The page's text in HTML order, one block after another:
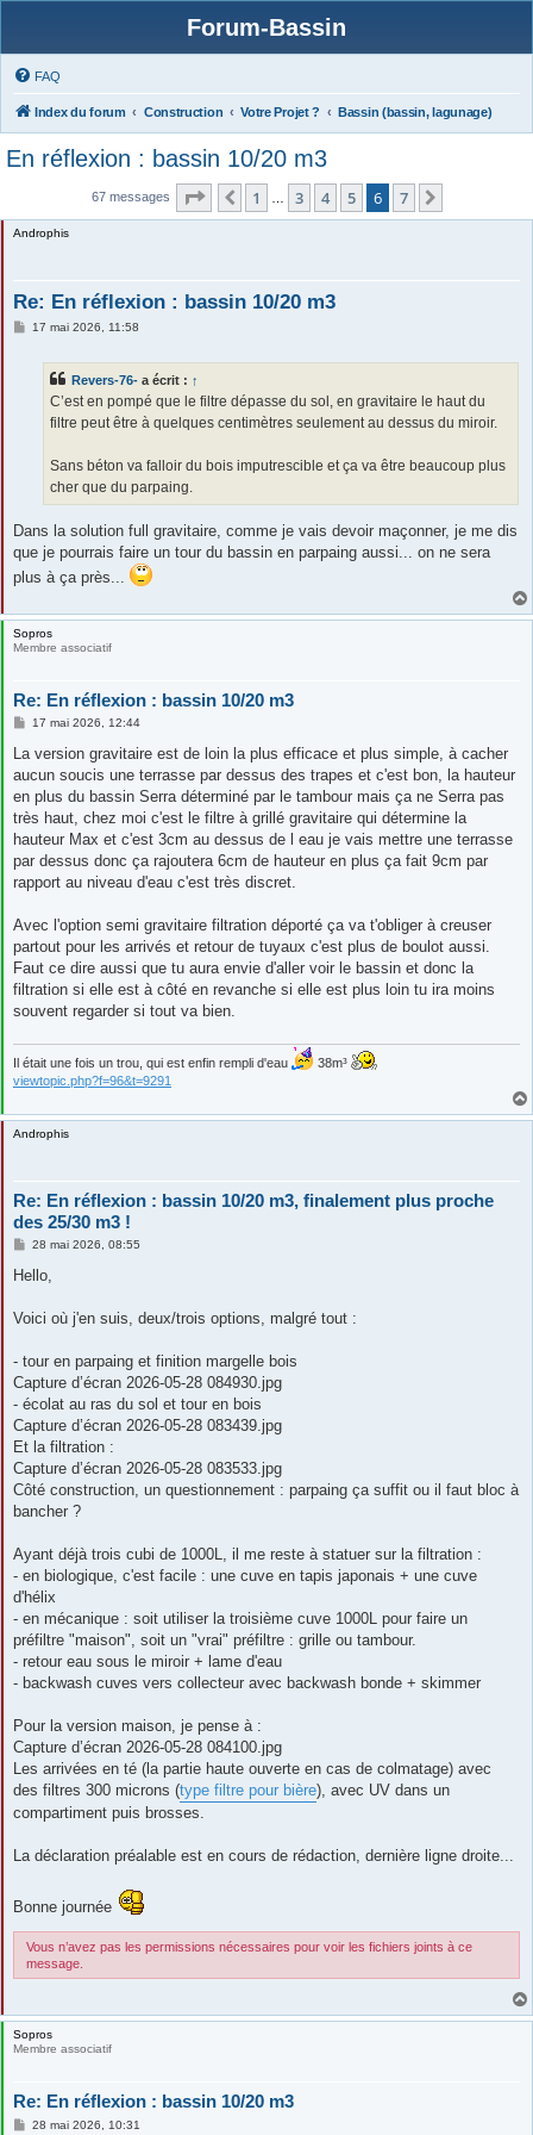
Forum-Bassin
FAQ
Index du forum Construction Votre Projet ? Bassin (bassin, lagunage)
En réflexion : bassin 10/20 m3
67 messages Page sur
Précédente
1 3 4 5 6 7
Androphis
Re: En réflexion : bassin 10/20 m3
M17 mai 2026, 11:58
Revers-76- a écrit : ↑
C’est en pompé que le filtre dépasse du sol, en gravitaire le haut du
filtre peut être à quelques centimètres seulement au dessus du miroir.
Sans béton va falloir du bois imputrescible et ça va être beaucoup plus
cher que du parpaing.
Dans la solution full gravitaire, comme je vais devoir maçonner, je me dis
que je pourrais faire un tour du bassin en parpaing aussi... on ne sera
plus à ça près...
Sopros
Membre associatif
Re: En réflexion : bassin 10/20 m3
M
s
a
g
17 mai 2026, 12:44
La version gravitaire est de loin la plus efficace et plus simple, à cacher
aucun soucis une terrasse par dessus des trapes et c'est bon, la hauteur
en plus du bassin Serra déterminé par le tambour mais ça ne Serra pas
très haut, chez moi c'est le filtre à grillé gravitaire qui détermine la
hauteur Max et c'est 3cm au dessus de l eau je vais mettre une terrasse
par dessus donc ça rajoutera 6cm de hauteur en plus ça fait 9cm par
rapport au niveau d'eau c'est très discret.
Avec l'option semi gravitaire filtration déporté ça va t'obliger à creuser
partout pour les arrivés et retour de tuyaux c'est plus de boulot aussi.
Faut ce dire aussi que tu aura envie d'aller voir le bassin et donc la
filtration si elle est à côté en revanche si elle est plus loin tu ira moins
souvent regarder si tout va bien.
Il était une fois un trou, qui est enfin rempli d'eau
38m³
viewtopic.php?f=96&t=9291
Androphis
Re: En réflexion : bassin 10/20 m3, finalement plus proche
des 25/30 m3 !
M
s
g
28 mai 2026, 08:55
Hello,
Voici où j'en suis, deux/trois options, malgré tout :
- tour en parpaing et finition margelle bois
Capture d’écran 2026-05-28 084930.jpg
- écolat au ras du sol et tour en bois
Capture d’écran 2026-05-28 083439.jpg
Et la filtration :
Capture d’écran 2026-05-28 083533.jpg
Côté construction, un questionnement : parpaing ça suffit ou il faut bloc à
bancher ?
Ayant déjà trois cubi de 1000L, il me reste à statuer sur la filtration :
- en biologique, c'est facile : une cuve en tapis japonais + une cuve
d'hélix
- en mécanique : soit utiliser la troisième cuve 1000L pour faire un
préfiltre "maison", soit un "vrai" préfiltre : grille ou tambour.
- retour eau sous le miroir + lame d'eau
- backwash cuves vers collecteur avec backwash bonde + skimmer
Pour la version maison, je pense à :
Capture d’écran 2026-05-28 084100.jpg
Les arrivées en té (la partie haute ouverte en cas de colmatage) avec
des filtres 300 microns (type filtre pour bière), avec UV dans un
compartiment puis brosses.
La déclaration préalable est en cours de rédaction, dernière ligne droite...
Bonne journée
Vous n’avez pas les permissions nécessaires pour voir les fichiers joints à ce
message.
Sopros
Membre associatif
Re: En réflexion : bassin 10/20 m3
M28 mai 2026, 10:31